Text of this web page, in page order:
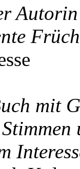
Autorin
mit